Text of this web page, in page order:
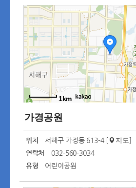
1km
가경공원
위치 서해구 가정동 613-4 [ 지도]
연락처
032-560-3034
유형
어린이공원